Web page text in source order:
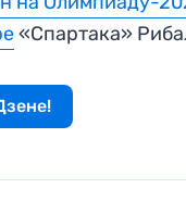
«Спартака»